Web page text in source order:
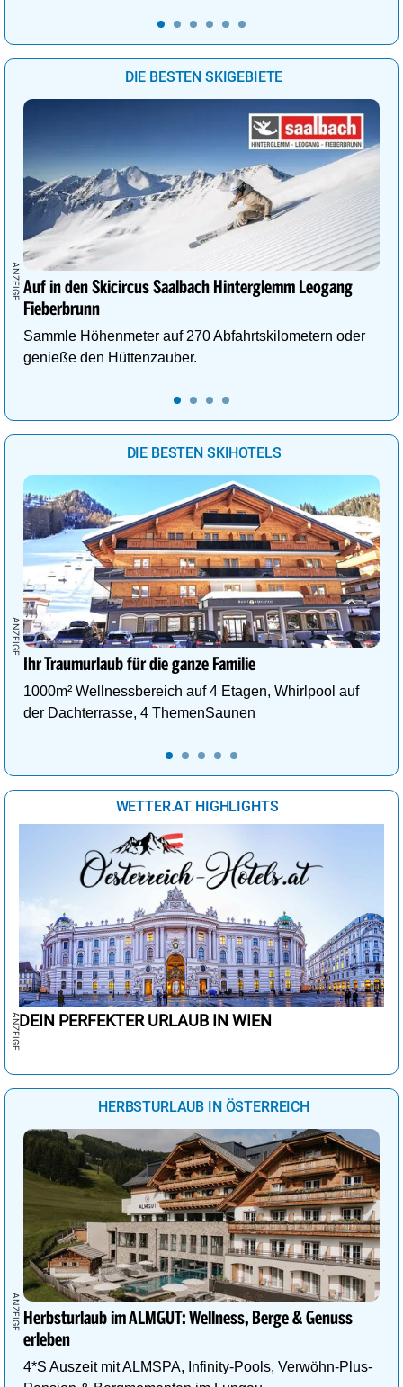
DIE BESTEN SKIGEBIETE
Auf in den Skicircus Saalbach Hinterglemm Leogang
Fieberbrunn
Sammle Höhenmeter auf 270 Abfahrtskilometern oder
genieße den Hüttenzauber.
DIE BESTEN SKIHOTELS
Ihr Traumurlaub für die ganze Familie
1000m² Wellnessbereich auf 4 Etagen, Whirlpool auf
der Dachterrasse, 4 ThemenSaunen
WETTER.AT HIGHLIGHTS
DEIN PERFEKTER URLAUB IN WIEN
HERBSTURLAUB IN ÖSTERREICH
Herbsturlaub im ALMGUT: Wellness, Berge & Genuss
erleben
4*S Auszeit mit ALMSPA, Infinity-Pools, Verwöhn-Plus-